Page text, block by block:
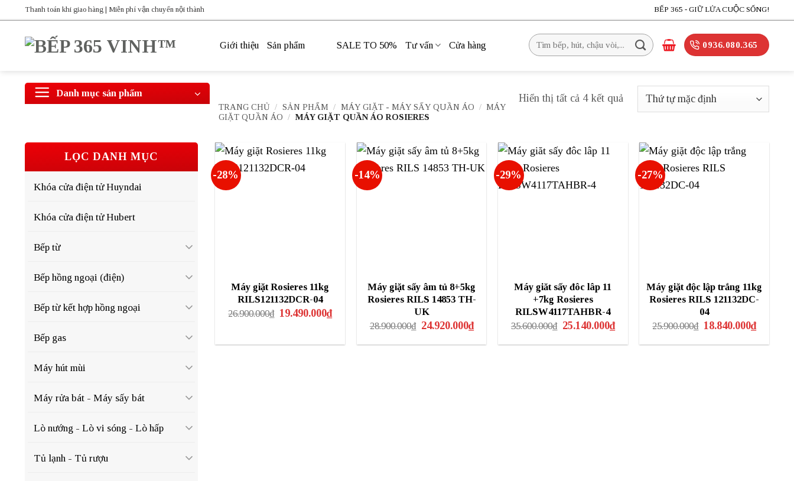
Thanh toán khi giao hàng | Miễn phí vận chuyển nội thành BẾP 365 - GIỮ LỬA CUỘC SỐNG!
Giới thiệu Sản phẩm SALE TO 50% Tư vấn Cửa hàng
Tìm
kiếm:
0936.080.365
Danh mục sản phẩm
TRANG CHỦ / SẢN PHẨM / MÁY GIẶT - MÁY SẤY QUẦN ÁO / MÁY
GIẶT QUẦN ÁO / MÁY GIẶT QUẦN ÁO ROSIERES
Hiển thị tất cả 4 kết quả
LỌC DANH MỤC
Khóa cửa điện tử Huyndai
Khóa cửa điện tử Hubert
Bếp từ
Bếp hồng ngoại (điện)
Bếp từ kết hợp hồng ngoại
Bếp gas
Máy hút mùi
Máy rửa bát - Máy sấy bát
Lò nướng - Lò vi sóng - Lò hấp
Tủ lạnh - Tủ rượu
-28%
Máy giặt Rosieres 11kg
RILS121132DCR-04
26.900.000₫ Giá
19.490.000₫Giá
hiện
-14%
Máy giặt sấy âm tủ 8+5kg
Rosieres RILS 14853 TH-
UK
28.900.000₫ Giá
là:
24.920.000₫Giá
hiện
tại
-29%
Máy giăt sấy đôc lâp 11
+7kg Rosieres
RILSW4117TAHBR-4
35.600.000₫ Giá
là:
25.140.000₫Giá
hiện
tại
-27%
Máy giặt độc lập trắng 11kg
Rosieres RILS 121132DC-
04
25.900.000₫ Giá
là:
18.840.000₫Giá
hiện
tại